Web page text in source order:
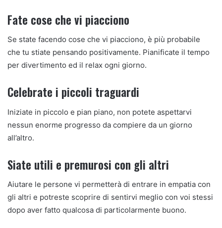
Fate cose che vi piacciono
Se state facendo cose che vi piacciono, è più probabile
che tu stiate pensando positivamente. Pianificate il tempo
per divertimento ed il relax ogni giorno.
Celebrate i piccoli traguardi
Iniziate in piccolo e pian piano, non potete aspettarvi
nessun enorme progresso da compiere da un giorno
all’altro.
Siate utili e premurosi con gli altri
Aiutare le persone vi permetterà di entrare in empatia con
gli altri e potreste scoprire di sentirvi meglio con voi stessi
dopo aver fatto qualcosa di particolarmente buono.